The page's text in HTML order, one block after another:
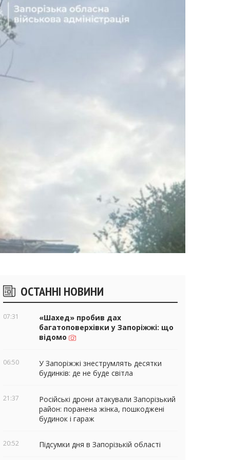
Бічні
віджети
ОСТАННІ НОВИНИ
07:31
«Шахед» пробив дах
багатоповерхівки у Запоріжжі: що
відомо
06:50
У Запоріжжі знеструмлять десятки
будинків: де не буде світла
21:37
Російські дрони атакували Запорізький
район: поранена жінка, пошкоджені
будинок і гараж
20:52 Підсумки дня в Запорізькій області